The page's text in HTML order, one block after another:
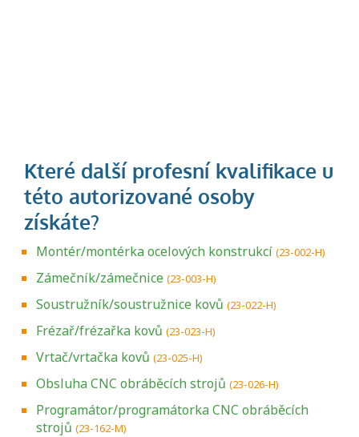
Montér/montérka ocelových konstrukcí (23-002-H)
Zámečník/zámečnice (23-003-H)
Soustružník/soustružnice kovů (23-022-H)
Frézař/frézařka kovů (23-023-H)
Vrtač/vrtačka kovů (23-025-H)
Obsluha CNC obráběcích strojů (23-026-H)
Programátor/programátorka CNC obráběcích
strojů (23-162-M)